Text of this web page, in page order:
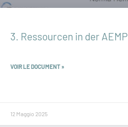
3. Ressourcen in der AEMP
VOIR LE DOCUMENT »
12 Maggio 2025